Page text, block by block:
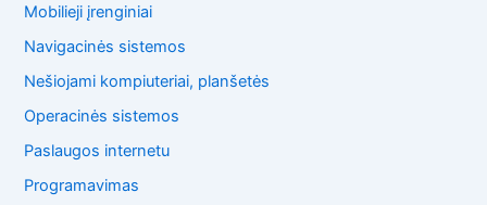
Mobilieji įrenginiai
Navigacinės sistemos
Nešiojami kompiuteriai, planšetės
Operacinės sistemos
Paslaugos internetu
Programavimas